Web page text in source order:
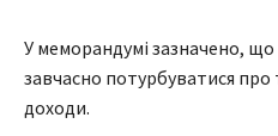
У меморандумі зазначено,
завчасно потурбуватися про
доходи.